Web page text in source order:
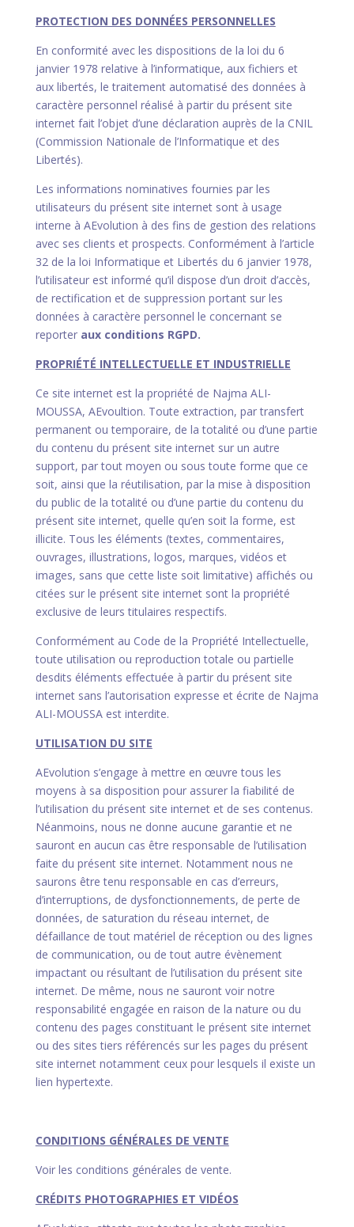
PROTECTION DES DONNÉES PERSONNELLES
En conformité avec les dispositions de la loi du 6
janvier 1978 relative à l’informatique, aux fichiers et
aux libertés, le traitement automatisé des données à
caractère personnel réalisé à partir du présent site
internet fait l’objet d’une déclaration auprès de la CNIL
(Commission Nationale de l’Informatique et des
Libertés).
Les informations nominatives fournies par les
utilisateurs du présent site internet sont à usage
interne à AEvolution à des fins de gestion des relations
avec ses clients et prospects. Conformément à l’article
32 de la loi Informatique et Libertés du 6 janvier 1978,
l’utilisateur est informé qu’il dispose d’un droit d’accès,
de rectification et de suppression portant sur les
données à caractère personnel le concernant se
reporter aux conditions RGPD.
PROPRIÉTÉ INTELLECTUELLE ET INDUSTRIELLE
Ce site internet est la propriété de Najma ALI-
MOUSSA, AEvoultion. Toute extraction, par transfert
permanent ou temporaire, de la totalité ou d’une partie
du contenu du présent site internet sur un autre
support, par tout moyen ou sous toute forme que ce
soit, ainsi que la réutilisation, par la mise à disposition
du public de la totalité ou d’une partie du contenu du
présent site internet, quelle qu’en soit la forme, est
illicite. Tous les éléments (textes, commentaires,
ouvrages, illustrations, logos, marques, vidéos et
images, sans que cette liste soit limitative) affichés ou
citées sur le présent site internet sont la propriété
exclusive de leurs titulaires respectifs.
Conformément au Code de la Propriété Intellectuelle,
toute utilisation ou reproduction totale ou partielle
desdits éléments effectuée à partir du présent site
internet sans l’autorisation expresse et écrite de Najma
ALI-MOUSSA est interdite.
UTILISATION DU SITE
AEvolution s’engage à mettre en œuvre tous les
moyens à sa disposition pour assurer la fiabilité de
l’utilisation du présent site internet et de ses contenus.
Néanmoins, nous ne donne aucune garantie et ne
sauront en aucun cas être responsable de l’utilisation
faite du présent site internet. Notamment nous ne
saurons être tenu responsable en cas d’erreurs,
d’interruptions, de dysfonctionnements, de perte de
données, de saturation du réseau internet, de
défaillance de tout matériel de réception ou des lignes
de communication, ou de tout autre évènement
impactant ou résultant de l’utilisation du présent site
internet. De même, nous ne sauront voir notre
responsabilité engagée en raison de la nature ou du
contenu des pages constituant le présent site internet
ou des sites tiers référencés sur les pages du présent
site internet notamment ceux pour lesquels il existe un
lien hypertexte.
CONDITIONS GÉNÉRALES DE VENTE
Voir les conditions générales de vente.
CRÉDITS PHOTOGRAPHIES ET VIDÉOS